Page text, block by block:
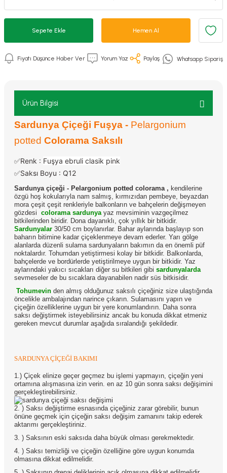
Sepete Ekle Hemen Al
Fiyatı Düşünce Haber Ver Yorum Yaz Paylaş Whatsapp Sipariş
Ürün Bilgisi
Sardunya Çiçeği Fuşya - Pelargonium
potted Colorama Saksılı
✅Renk : Fuşya ebruli clasik pink
✅Saksı Boyu : Q12
Sardunya çiçeği - Pelargonium potted colorama, kendilerine
özgü hoş kokularıyla nam salmış, kırmızıdan pembeye, beyazdan
mora çeşit çeşit renkleriyle balkonların ve bahçelerin değişmeyen
gözdesi colorama sardunyayaz mevsiminin vazgeçilmez
bitkilerinden biridir. Dona dayanıklı, çok yıllık bir bitkidir.
Sardunyalar 30/50 cm boylanırlar. Bahar aylarında başlayıp son
baharın bitimine kadar çiçeklenmeye devam ederler. Yarı gölge
alanlarda düzenli sulama sardunyaların bakımın da en önemli püf
noktalardır. Tohumdan yetiştirmesi kolay bir bitkidir. Balkonlarda,
bahçelerde ve bordürlerde yetiştirilmeye uygun bir bitkidir. Yaz
aylarındaki yakıcı sıcakları diğer su bitkileri gibi sardunyalarda
sevmeseler de bu sıcaklara dayanabilen nadir süs bitkisidir.
Tohumevin den almış olduğunuz saksılı çiçeğiniz size ulaştığında
öncelikle ambalajından narince çıkarın. Sulamasını yapın ve
çiçeğin özelliklerine uygun bir yere konumlandırın. Daha sonra
saksı değiştirmek isteyebilirsiniz ancak bu konuda dikkat etmeniz
gereken mevcut durumlar aşağıda sıralandığı şekildedir.
SARDUNYA ÇİÇEĞİ BAKIMI
1.) Çiçek elinize geçer geçmez bu işlemi yapmayın, çiçeğin yeni
ortamına alışmasına izin verin. en az 10 gün sonra saksı değişimini
gerçekleştirebilirsiniz.
2. ) Saksı değiştirme esnasında çiçeğiniz zarar görebilir, bunun
önüne geçmek için çiçeğin saksı değişim zamanını takip ederek
aktarımı gerçekleştiriniz.
3. ) Saksının eski saksıda daha büyük olması gerekmektedir.
4. ) Saksı temizliği ve çiçeğin özelliğine göre uygun konumda
olmasına dikkat edilmelidir.